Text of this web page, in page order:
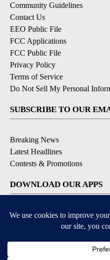
Community Guidelines
Contact Us
EEO Public File
FCC Applications
FCC Public File
Privacy Policy
Terms of Service
Do Not Sell My Personal
SUBSCRIBE TO OUR
Breaking News
Latest Headlines
Contests & Promotions
DOWNLOAD OUR APPS
Available for